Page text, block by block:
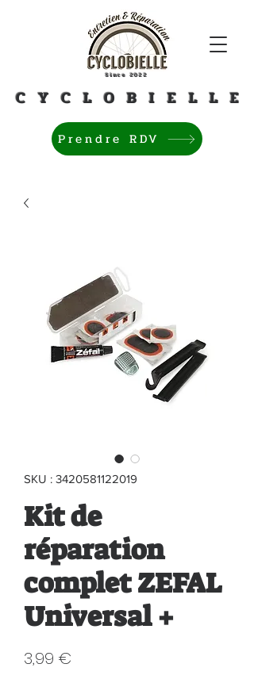
C Y C L O B I E L L E
Since 2022
Prendre RDV
SKU : 3420581122019
Kit de
réparation
complet ZEFAL
Universal +
3,99 €